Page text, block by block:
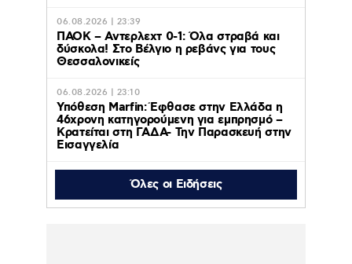
06.08.2026 | 23:39
ΠΑΟΚ – Αντερλεχτ 0-1: Όλα στραβά και
δύσκολα! Στο Βέλγιο η ρεβάνς για τους
Θεσσαλονικείς
06.08.2026 | 23:10
Υπόθεση Marfin: Έφθασε στην Ελλάδα η
46χρονη κατηγορούμενη για εμπρησμό –
Κρατείται στη ΓΑΔΑ- Την Παρασκευή στην
Εισαγγελία
Όλες οι Ειδήσεις